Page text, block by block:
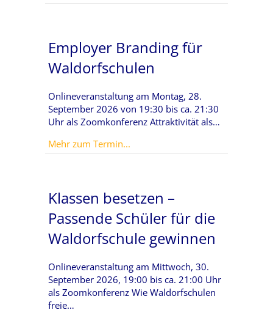
Employer Branding für
Waldorfschulen
Onlineveranstaltung am Montag, 28.
September 2026 von 19:30 bis ca. 21:30
Uhr als Zoomkonferenz Attraktivität als…
Mehr zum Termin...
Klassen besetzen –
Passende Schüler für die
Waldorfschule gewinnen
Onlineveranstaltung am Mittwoch, 30.
September 2026, 19:00 bis ca. 21:00 Uhr
als Zoomkonferenz Wie Waldorfschulen
freie…